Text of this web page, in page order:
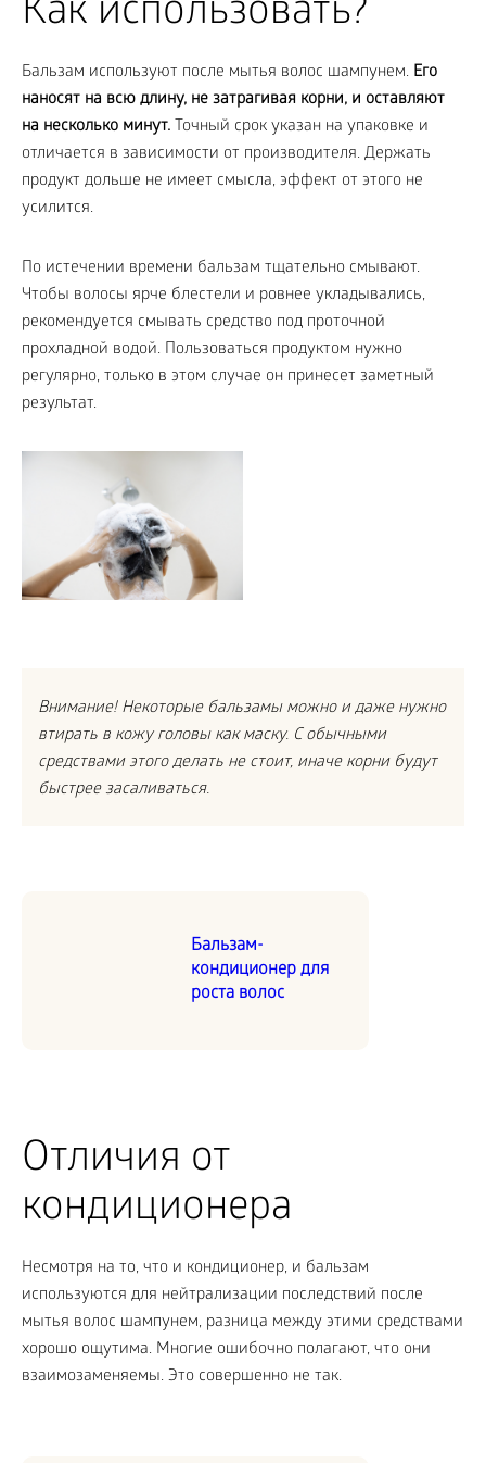
Как использовать?
Бальзам используют после мытья волос шампунем. Его
наносят на всю длину, не затрагивая корни, и оставляют
на несколько минут. Точный срок указан на упаковке и
отличается в зависимости от производителя. Держать
продукт дольше не имеет смысла, эффект от этого не
усилится.
По истечении времени бальзам тщательно смывают.
Чтобы волосы ярче блестели и ровнее укладывались,
рекомендуется смывать средство под проточной
прохладной водой. Пользоваться продуктом нужно
регулярно, только в этом случае он принесет заметный
результат.
Внимание! Некоторые бальзамы можно и даже нужно
втирать в кожу головы как маску. С обычными
средствами этого делать не стоит, иначе корни будут
быстрее засаливаться.
Бальзам-
кондиционер для
роста волос
Отличия от
кондиционера
Несмотря на то, что и кондиционер, и бальзам
используются для нейтрализации последствий после
мытья волос шампунем, разница между этими средствами
хорошо ощутима. Многие ошибочно полагают, что они
взаимозаменяемы. Это совершенно не так.